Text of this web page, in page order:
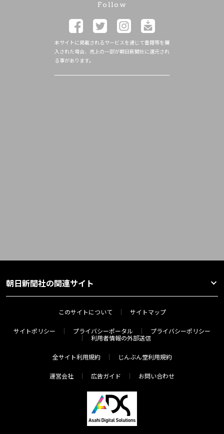
Follow
本サイトに掲載されるサービスを通じて書籍等を購
入された場合、売上の一部が朝日新聞社に還元され
る事があります。
朝日新聞社の関連サイト
このサイトについて サイトマップ
サイトポリシー プライバシーポータル
プライバシーポリシー
利用者情報の外部送信
全サイト利用規約 じんぶん堂利用規約
運営会社 広告ガイド お問い合わせ